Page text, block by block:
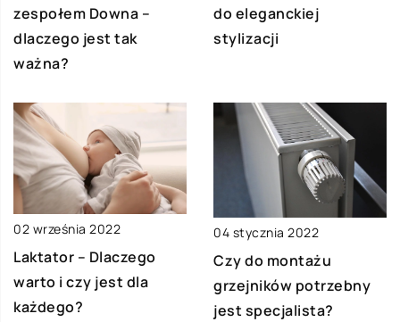
zespołem Downa –
dlaczego jest tak
ważna?
do eleganckiej
stylizacji
02 września 2022
Laktator – Dlaczego
warto i czy jest dla
każdego?
04 stycznia 2022
Czy do montażu
grzejników potrzebny
jest specjalista?